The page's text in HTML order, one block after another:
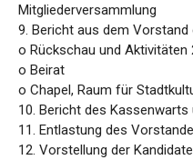
Mitgliederversammlung
9. Bericht aus dem Vorstand
o Rückschau und Aktivitäten
o Beirat
o Chapel, Raum für
10. Bericht des
11. Entlastung des
12. Vorstellung der